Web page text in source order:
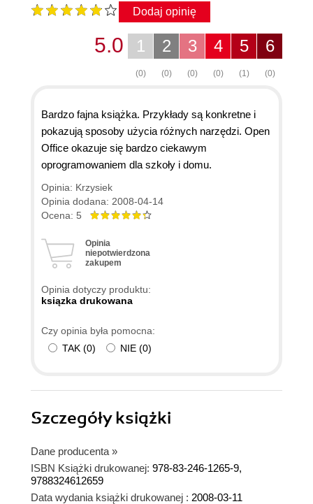
Dodaj opinię
6
(0)
5
(1)
4
(0)
3
(0)
2
(0)
1
(0)
5.0
Bardzo fajna książka. Przykłady są konkretne i
pokazują sposoby użycia różnych narzędzi. Open
Office okazuje się bardzo ciekawym
oprogramowaniem dla szkoły i domu.
Opinia: Krzysiek
Opinia dodana: 2008-04-14
Ocena: 5
Opinia
niepotwierdzona
zakupem
Opinia dotyczy produktu:
ksiązka drukowana
Czy opinia była pomocna:
TAK (0) NIE (0)
Szczegółyksiążki
Dane producenta »
ISBN Książki drukowanej: 978-83-246-1265-9,
9788324612659
Data wydania książki drukowanej : 2008-03-11